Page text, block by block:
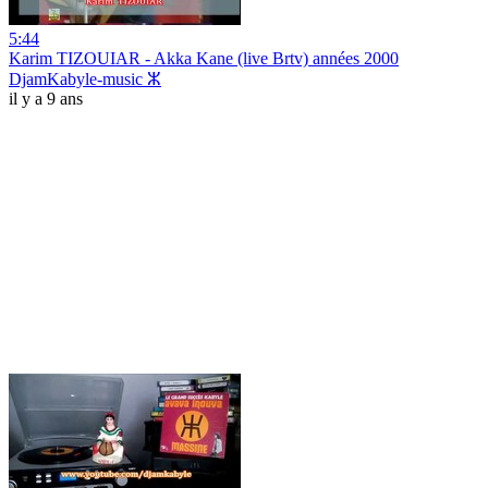
5:44
Karim TIZOUIAR - Akka Kane (live Brtv) années 2000
DjamKabyle-music ⵣ
il y a 9 ans